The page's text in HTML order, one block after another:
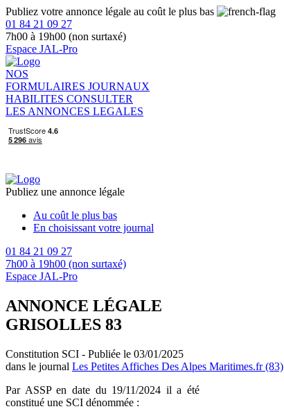
Publiez votre annonce légale au coût le plus bas
01 84 21 09 27
7h00 à 19h00 (non surtaxé)
Espace JAL-Pro
NOS
FORMULAIRES JOURNAUX
HABILITES CONSULTER
LES ANNONCES LEGALES
Publiez une annonce légale
Au coût le plus bas
En choisissant votre journal
01 84 21 09 27
7h00 à 19h00 (non surtaxé)
Espace JAL-Pro
ANNONCE LÉGALE
GRISOLLES 83
Constitution SCI - Publiée le 03/01/2025
dans le journal Les Petites Affiches Des Alpes Maritimes.fr (83)
Par ASSP en date du 19/11/2024 il a été
constitué une SCI dénommée :